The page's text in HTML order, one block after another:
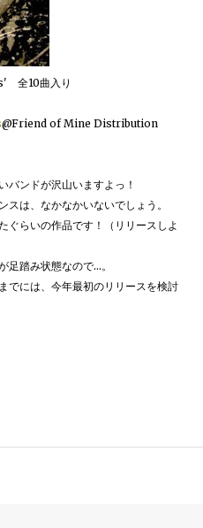
全10曲入り
@Friend of Mine Distribution
バンドが沢山いますよっ！
スは、なかなかいないでしょう。
ぐらいの作品です！（リリースしよ
足踏み状態なので…。
には、今年最初のリリースを検討